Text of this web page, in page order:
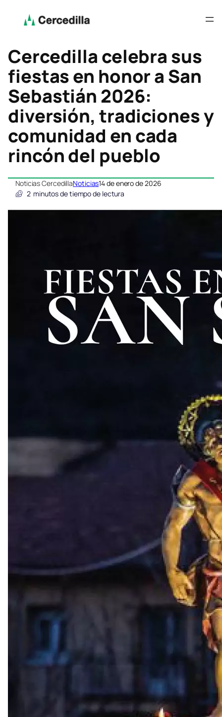
Cercedilla celebra sus
fiestas en honor a San
Sebastián 2026:
diversión, tradiciones y
comunidad en cada
rincón del pueblo
Noticias CercedillaNoticias14 de enero de 2026
2 minutos de tiempo de lectura